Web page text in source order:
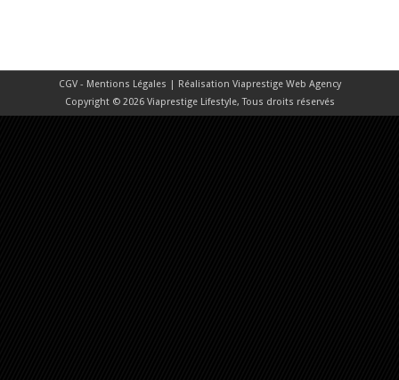
CGV - Mentions Légales | Réalisation Viaprestige Web Agency
Copyright © 2026 Viaprestige Lifestyle, Tous droits réservés